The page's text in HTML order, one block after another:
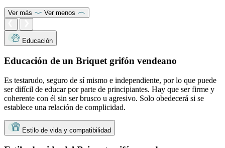
Ver más Ver menos
Educación
Educación de un Briquet grifón vendeano
Es testarudo, seguro de sí mismo e independiente, por lo que puede
ser difícil de educar por parte de principiantes. Hay que ser firme y
coherente con él sin ser brusco u agresivo. Solo obedecerá si se
establece una relación de complicidad.
Estilo de vida y compatibilidad